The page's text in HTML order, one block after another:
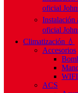
oficial
Instalación
oficial
Climatización 💧
Accesorios
WIFI
ACS